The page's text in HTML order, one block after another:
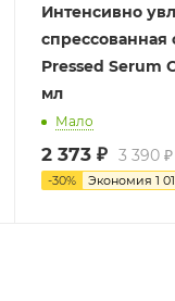
Интенсивно
спреcсованная
Pressed Serum
мл
Мало
2 373 ₽ 3 390 ₽
-30% Экономия 1